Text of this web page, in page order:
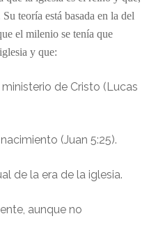
teoría está basada en la del
el milenio se tenía que
y que:
de Cristo (Lucas
(Juan 5:25).
de la era de la iglesia.
aunque no